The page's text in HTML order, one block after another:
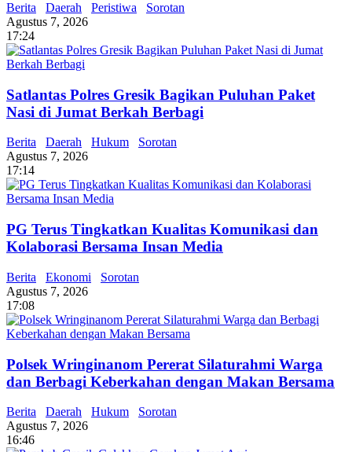
Berita Daerah Peristiwa
Sorotan
Agustus 7, 2026
17:24
Satlantas Polres Gresik Bagikan Puluhan Paket
Nasi di Jumat Berkah Berbagi
Berita Daerah Hukum
Sorotan
Agustus 7, 2026
17:14
PG Terus Tingkatkan Kualitas Komunikasi dan
Kolaborasi Bersama Insan Media
Berita Ekonomi
Sorotan
Agustus 7, 2026
17:08
Polsek Wringinanom Pererat Silaturahmi Warga
dan Berbagi Keberkahan dengan Makan Bersama
Berita Daerah Hukum
Sorotan
Agustus 7, 2026
16:46